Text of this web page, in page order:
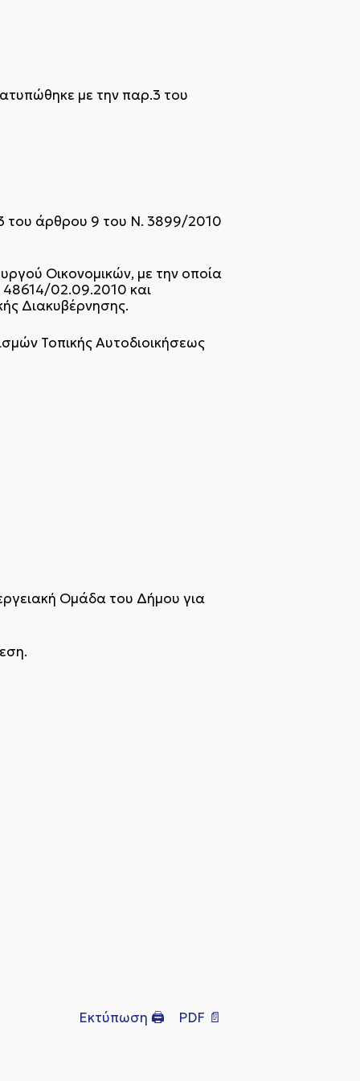
με την παρ.3 του
του άρθρου 9 του Ν. 3899/2010
Οικονομικών, με την οποία
48614/02.09.2010 και
Διακυβέρνησης.
Τοπικής Αυτοδιοικήσεως
Ομάδα του Δήμου για
Εκτύπωση 🖨 PDF 📄